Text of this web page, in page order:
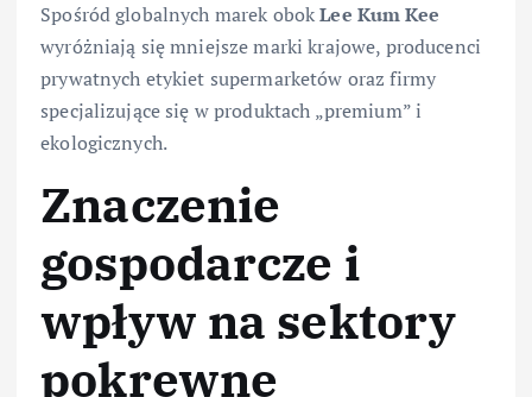
Spośród globalnych marek obokLee Kum Kee
wyróżniają się mniejsze marki krajowe, producenci
prywatnych etykiet supermarketów oraz firmy
specjalizujące się w produktach „premium” i
ekologicznych.
Znaczenie
gospodarcze i
wpływ na sektory
pokrewne